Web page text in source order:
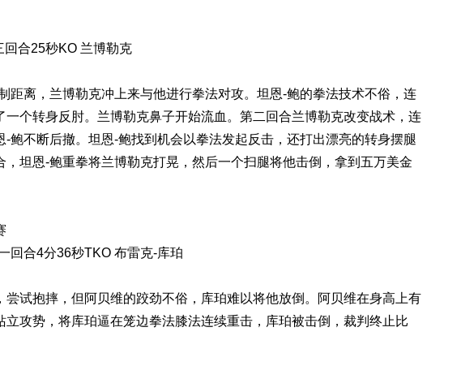
回合25秒KO 兰博勒克
距离，兰博勒克冲上来与他进行拳法对攻。坦恩-鲍的拳法技术不俗，连
一个转身反肘。兰博勒克鼻子开始流血。第二回合兰博勒克改变战术，连
-鲍不断后撤。坦恩-鲍找到机会以拳法发起反击，还打出漂亮的转身摆腿
，坦恩-鲍重拳将兰博勒克打晃，然后一个扫腿将他击倒，拿到五万美金
回合4分36秒TKO 布雷克-库珀
尝试抱摔，但阿贝维的跤劲不俗，库珀难以将他放倒。阿贝维在身高上有
立攻势，将库珀逼在笼边拳法膝法连续重击，库珀被击倒，裁判终止比